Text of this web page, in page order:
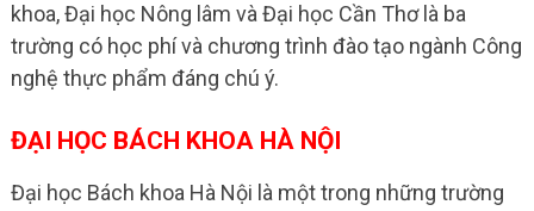
khoa, Đại học Nông lâm và Đại học Cần Thơ là ba
trường có học phí và chương trình đào tạo ngành Công
nghệ thực phẩm đáng chú ý.
ĐẠI HỌC BÁCH KHOA HÀ NỘI
Đại học Bách khoa Hà Nội là một trong những trường